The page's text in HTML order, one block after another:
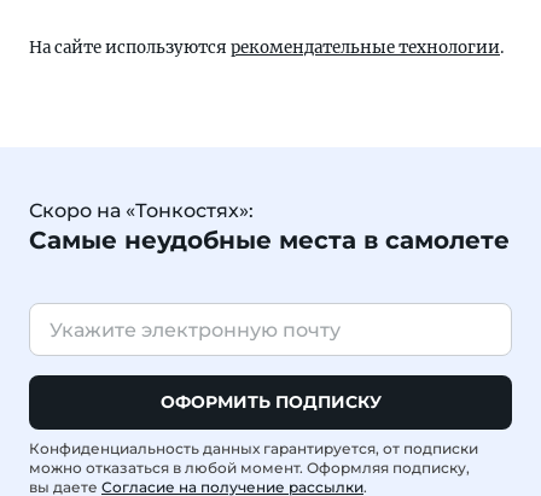
На сайте используются рекомендательные технологии.
Скоро на «Тонкостях»:
Самые неудобные места в самолете
ОФОРМИТЬ ПОДПИСКУ
Конфиденциальность данных гарантируется, от подписки
можно отказаться в любой момент. Оформляя подписку,
вы даете Согласие на получение рассылки.